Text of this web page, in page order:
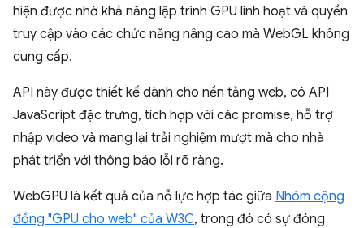
hiện được nhờ khả năng lập trình GPU linh hoạt và quyền
truy cập vào các chức năng nâng cao mà WebGL không
cung cấp.
API này được thiết kế dành cho nền tảng web, có API
JavaScript đặc trưng, tích hợp với các promise, hỗ trợ
nhập video và mang lại trải nghiệm mượt mà cho nhà
phát triển với thông báo lỗi rõ ràng.
WebGPU là kết quả của nỗ lực hợp tác giữa Nhóm cộng
đồng "GPU cho web" của W3C, trong đó có sự đóng